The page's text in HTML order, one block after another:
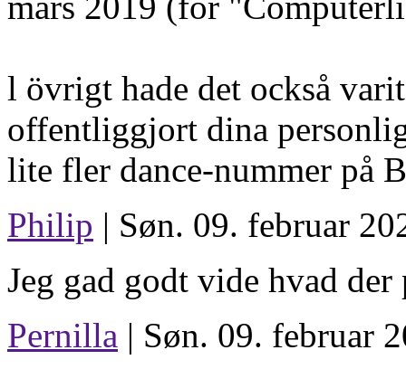
l övrigt hade det också
offentliggjort dina
lite fler dance-nummer på
Philip | Søn. 09. februar
Jeg gad godt vide hvad
Pernilla | Søn. 09. februar